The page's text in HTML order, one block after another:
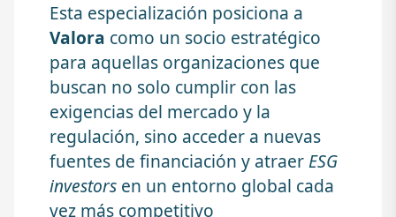
Esta especialización posiciona a
Valora como un socio estratégico
para aquellas organizaciones que
buscan no solo cumplir con las
exigencias del mercado y la
regulación, sino acceder a nuevas
fuentes de financiación y atraerESG
investors en un entorno global cada
vez más competitivo